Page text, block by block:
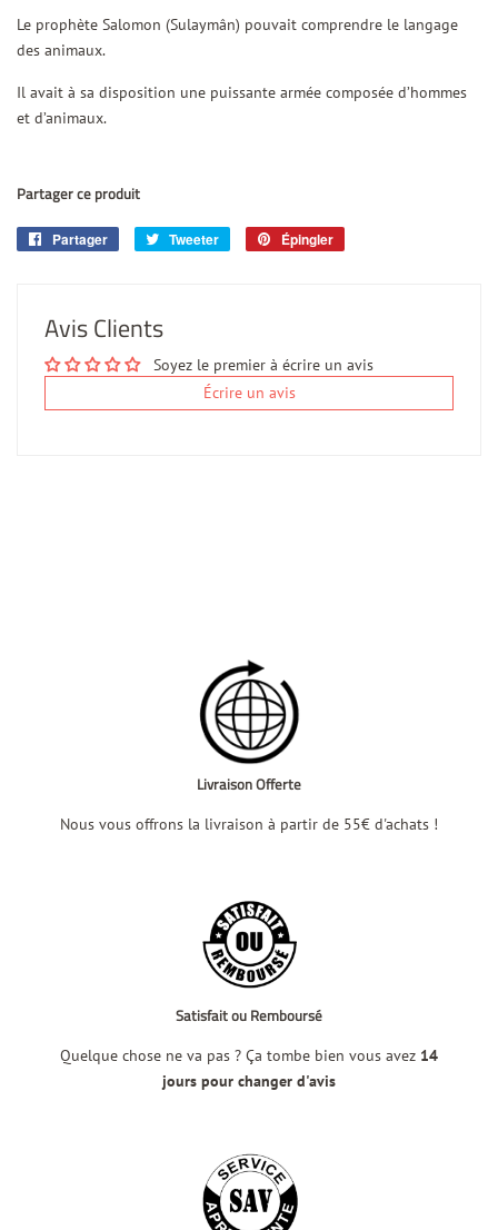
Le prophète Salomon (Sulaymân) pouvait comprendre le langage
des animaux.
Il avait à sa disposition une puissante armée composée d’hommes
et d’animaux.
Partager ce produit
Partager
PartagerTweeter
Tweeter
Épingler
Avis Clients
Soyez le premier à écrire un avis
Écrire un avis
Livraison Offerte
Nous vous offrons la livraison à partir de 55€ d'achats !
Satisfait ou Remboursé
Quelque chose ne va pas ? Ça tombe bien vous avez 14
jours pour changer d'avis